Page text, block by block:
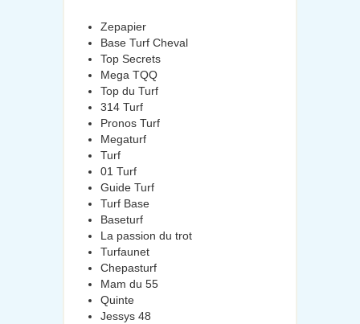
Zepapier
Base Turf Cheval
Top Secrets
Mega TQQ
Top du Turf
314 Turf
Pronos Turf
Megaturf
Turf
01 Turf
Guide Turf
Turf Base
Baseturf
La passion du trot
Turfaunet
Chepasturf
Mam du 55
Quinte
Jessys 48